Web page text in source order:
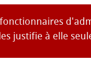
justifie à elle